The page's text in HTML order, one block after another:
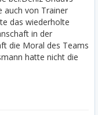
auch von Trainer
das wiederholte
in der
die Moral des Teams
hatte nicht die